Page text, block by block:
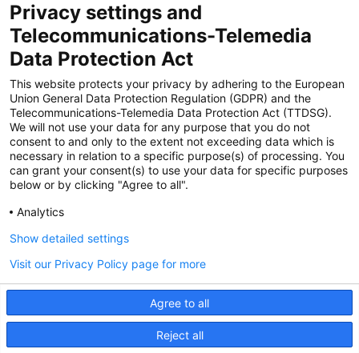
Zertifiziert für das Sicherheitsmanagem
entsystem unter TU4® durch TÜViT Essen
Zertifiziert für das QM-System nach DIN EN
ISO 9001: 2015, Reg.-Nr. 44 100 091350
durch TÜV NORD CERT
Zertifiziert für Sicherheits- und
Zertifiziert als qualifiziertes Unternehmen für
öffentliche Aufträge durch das ABZ Bayern
im Auftrag der IHK und Handwerks-
kammern in Bayern
Privacy settings and
Telecommunications-Telemedia
Data Protection Act
This website protects your privacy by adhering to the European
Union General Data Protection Regulation (GDPR) and the
Telecommunications-Telemedia Data Protection Act (TTDSG).
We will not use your data for any purpose that you do not
consent to and only to the extent not exceeding data which is
necessary in relation to a specific purpose(s) of processing. You
can grant your consent(s) to use your data for specific purposes
below or by clicking "Agree to all".
Analytics
Agree to all
Reject all
Show detailed settings
Visit our Privacy Policy page for more